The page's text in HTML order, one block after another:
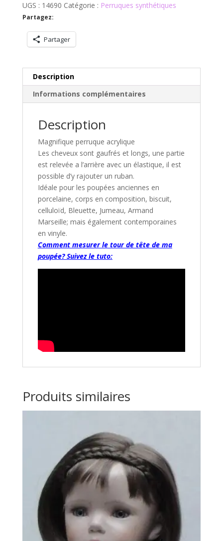
UGS : 14690 Catégorie : Perruques synthétiques
Partagez:
Partager
Description
Informations complémentaires
Description
Magnifique perruque acrylique
Les cheveux sont gaufrés et longs, une partie
est relevée a l’arrière avec un élastique, il est
possible d’y rajouter un ruban.
Idéale pour les poupées anciennes en
porcelaine, corps en composition, biscuit,
celluloïd, Bleuette, Jumeau, Armand
Marseille; mais également contemporaines
en vinyle.
Comment mesurer le tour de tête de ma
poupée? Suivez le tuto:
Produits similaires